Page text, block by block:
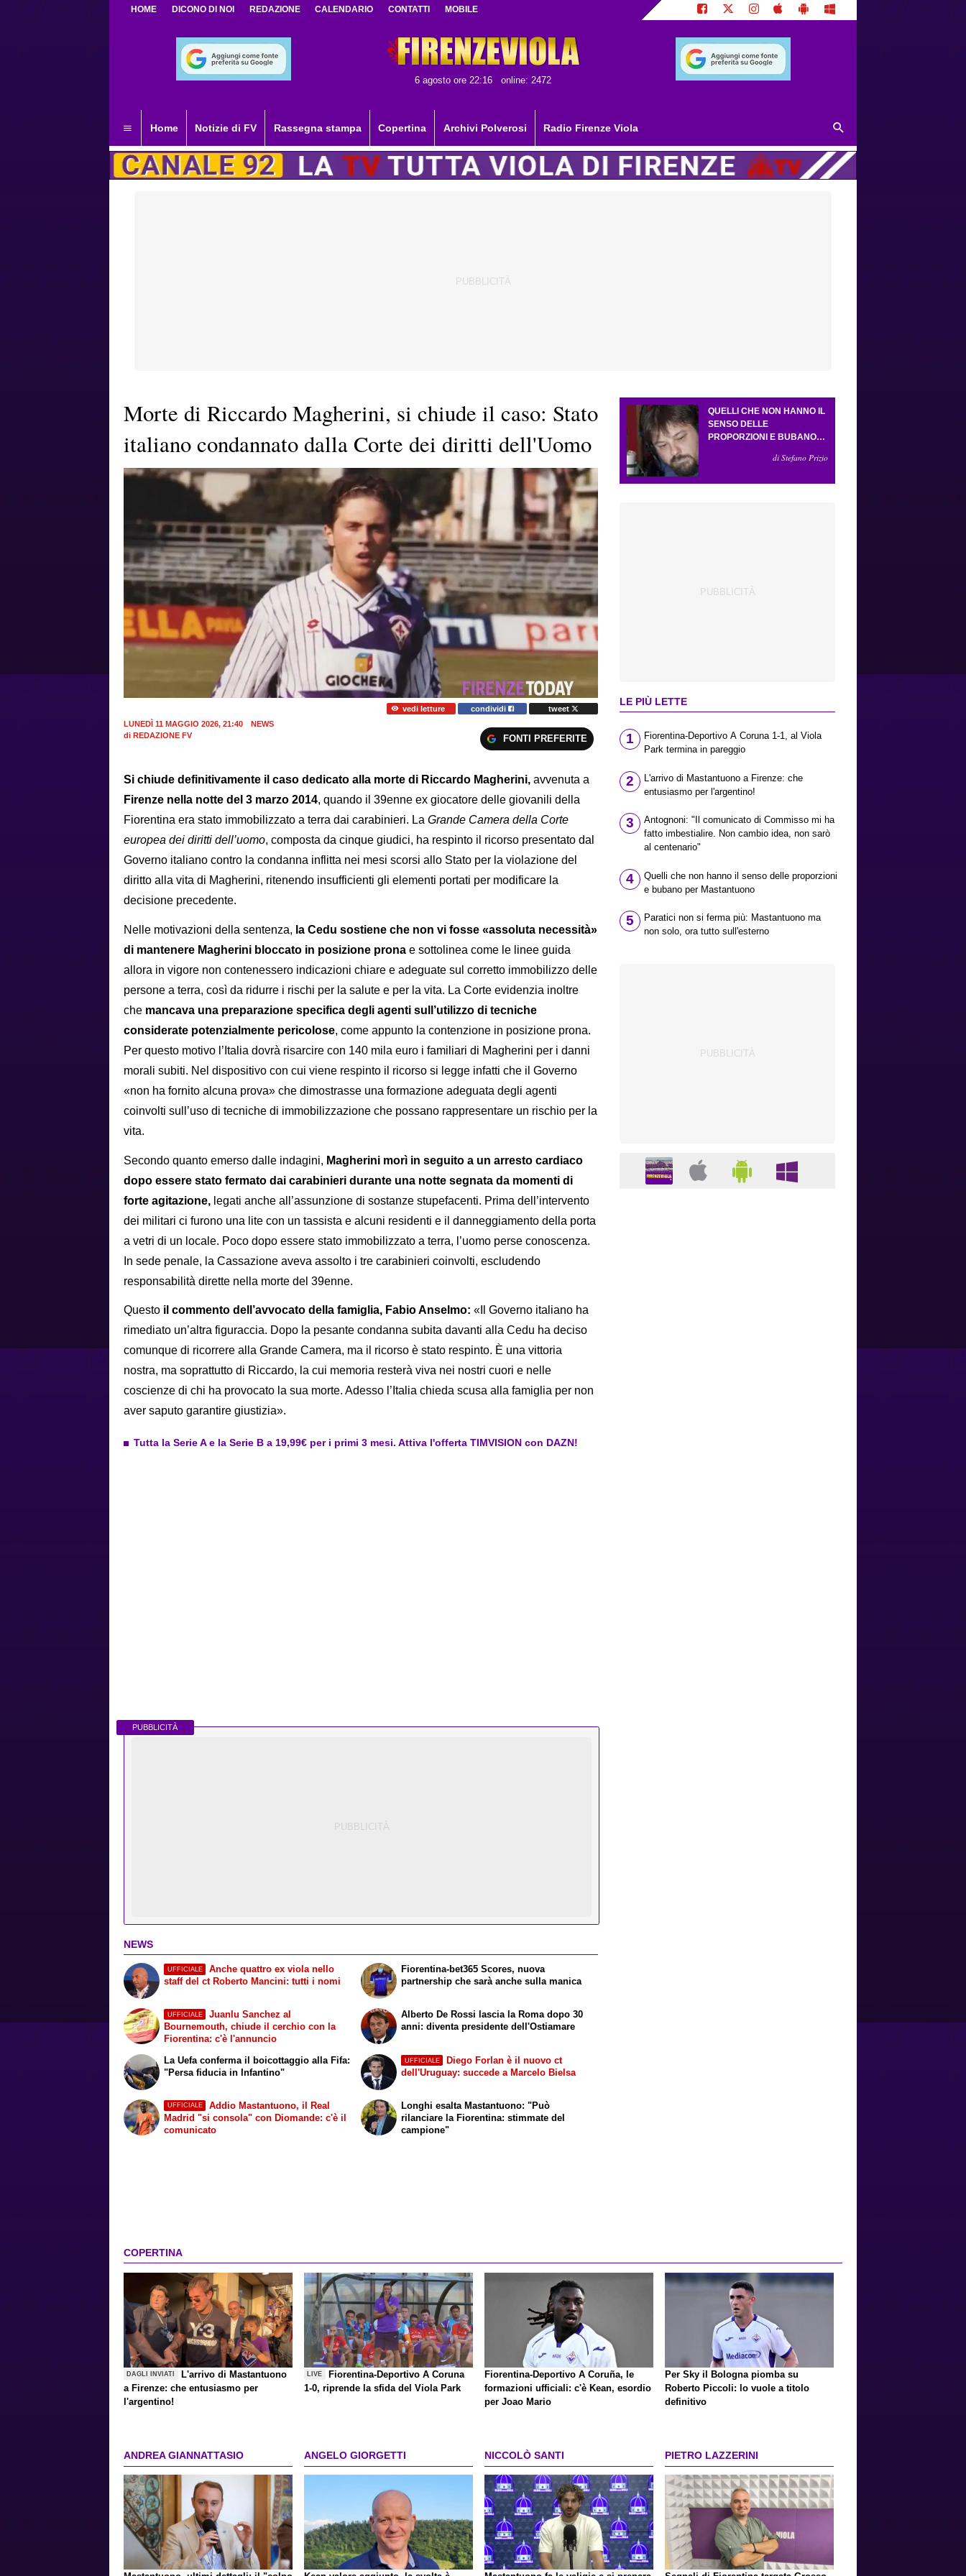
HOME DICONO DI NOI REDAZIONE CALENDARIO CONTATTI MOBILE
6 agosto ore 22:16 online: 2472
Home Notizie di FV Rassegna stampa Copertina Archivi Polverosi Radio Firenze Viola
Morte di Riccardo Magherini, si chiude il caso: Stato
italiano condannato dalla Corte dei diritti dell'Uomo
vedi letture condividi
tweet
LUNEDÌ 11 MAGGIO 2026, 21:40
NEWS
di REDAZIONE FV FONTI PREFERITE
Si chiude definitivamente il caso dedicato alla morte di Riccardo Magherini, avvenuta a
Firenze nella notte del 3 marzo 2014, quando il 39enne ex giocatore delle giovanili della
Fiorentina era stato immobilizzato a terra dai carabinieri. La Grande Camera della Corte
europea dei diritti dell’uomo, composta da cinque giudici, ha respinto il ricorso presentato dal
Governo italiano contro la condanna inflitta nei mesi scorsi allo Stato per la violazione del
diritto alla vita di Magherini, ritenendo insufficienti gli elementi portati per modificare la
decisione precedente.
Nelle motivazioni della sentenza, la Cedu sostiene che non vi fosse «assoluta necessità»
di mantenere Magherini bloccato in posizione prona e sottolinea come le linee guida
allora in vigore non contenessero indicazioni chiare e adeguate sul corretto immobilizzo delle
persone a terra, così da ridurre i rischi per la salute e per la vita. La Corte evidenzia inoltre
che mancava una preparazione specifica degli agenti sull’utilizzo di tecniche
considerate potenzialmente pericolose, come appunto la contenzione in posizione prona.
Per questo motivo l’Italia dovrà risarcire con 140 mila euro i familiari di Magherini per i danni
morali subiti. Nel dispositivo con cui viene respinto il ricorso si legge infatti che il Governo
«non ha fornito alcuna prova» che dimostrasse una formazione adeguata degli agenti
coinvolti sull’uso di tecniche di immobilizzazione che possano rappresentare un rischio per la
vita.
Secondo quanto emerso dalle indagini, Magherini morì in seguito a un arresto cardiaco
dopo essere stato fermato dai carabinieri durante una notte segnata da momenti di
forte agitazione, legati anche all’assunzione di sostanze stupefacenti. Prima dell’intervento
dei militari ci furono una lite con un tassista e alcuni residenti e il danneggiamento della porta
a vetri di un locale. Poco dopo essere stato immobilizzato a terra, l’uomo perse conoscenza.
In sede penale, la Cassazione aveva assolto i tre carabinieri coinvolti, escludendo
responsabilità dirette nella morte del 39enne.
Questo il commento dell’avvocato della famiglia, Fabio Anselmo: «Il Governo italiano ha
rimediato un’altra figuraccia. Dopo la pesante condanna subita davanti alla Cedu ha deciso
comunque di ricorrere alla Grande Camera, ma il ricorso è stato respinto. È una vittoria
nostra, ma soprattutto di Riccardo, la cui memoria resterà viva nei nostri cuori e nelle
coscienze di chi ha provocato la sua morte. Adesso l’Italia chieda scusa alla famiglia per non
aver saputo garantire giustizia».
Tutta la Serie A e la Serie B a 19,99€ per i primi 3 mesi. Attiva l'offerta TIMVISION con DAZN!
PUBBLICITÀ
NEWS
UFFICIALE
Anche quattro ex viola nello
staff del ct Roberto Mancini: tutti i nomi
UFFICIALE
Juanlu Sanchez al
Bournemouth, chiude il cerchio con la
Fiorentina: c'è l'annuncio
Fiorentina-bet365 Scores, nuova
partnership che sarà anche sulla manica
Alberto De Rossi lascia la Roma dopo 30
anni: diventa presidente dell'Ostiamare
La Uefa conferma il boicottaggio alla Fifa:
"Persa fiducia in Infantino"
UFFICIALE
Addio Mastantuono, il Real
Madrid "si consola" con Diomande: c'è il
comunicato
UFFICIALE
Diego Forlan è il nuovo ct
dell'Uruguay: succede a Marcelo Bielsa
Longhi esalta Mastantuono: "Può
rilanciare la Fiorentina: stimmate del
campione"
QUELLI CHE NON HANNO IL
SENSO DELLE
PROPORZIONI E BUBANO
di Stefano Prizio
LE PIÙ LETTE
1
Fiorentina-Deportivo A Coruna 1-1, al Viola
Park termina in pareggio
2
L'arrivo di Mastantuono a Firenze: che
entusiasmo per l'argentino!
3
Antognoni: "Il comunicato di Commisso mi ha
fatto imbestialire. Non cambio idea, non sarò
al centenario"
4
Quelli che non hanno il senso delle proporzioni
e bubano per Mastantuono
5
Paratici non si ferma più: Mastantuono ma
non solo, ora tutto sull'esterno
COPERTINA
DAGLI INVIATI
L'arrivo di Mastantuono
a Firenze: che entusiasmo per
l'argentino!
LIVE
Fiorentina-Deportivo A Coruna
1-0, riprende la sfida del Viola Park
Fiorentina-Deportivo A Coruña, le
formazioni ufficiali: c'è Kean, esordio
per Joao Mario
Per Sky il Bologna piomba su
Roberto Piccoli: lo vuole a titolo
definitivo
ANDREA GIANNATTASIO ANGELO GIORGETTI NICCOLÒ SANTI PIETRO LAZZERINI